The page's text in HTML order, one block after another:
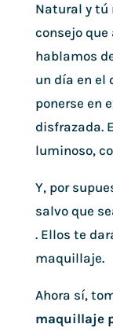
Natural y tú
consejo
hablamos
un día en el
ponerse en
disfrazada.
luminoso,
Y, por
salvo que
. Ellos te
maquillaje.
Ahora sí,
maquillaje